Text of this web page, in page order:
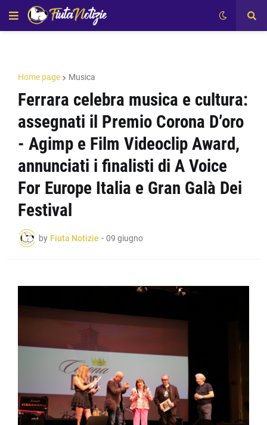
Home page Musica
Ferrara celebra musica e cultura:
assegnati il Premio Corona D’oro
- Agimp e Film Videoclip Award,
annunciati i finalisti di A Voice
For Europe Italia e Gran Galà Dei
Festival
by Fiuta Notizie - 09 giugno